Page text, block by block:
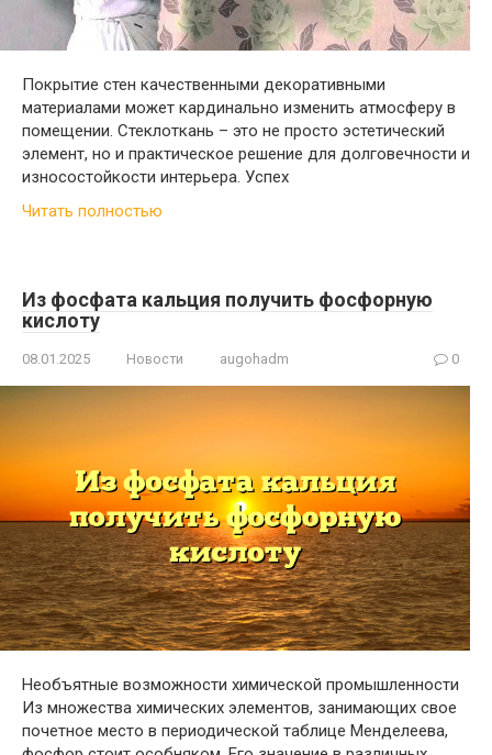
Покрытие стен качественными декоративными
материалами может кардинально изменить атмосферу в
помещении. Стеклоткань – это не просто эстетический
элемент, но и практическое решение для долговечности и
износостойкости интерьера. Успех
Читать полностью
Из фосфата кальция получить фосфорную
кислоту
08.01.2025 Новости augohadm 0
Необъятные возможности химической промышленности
Из множества химических элементов, занимающих свое
почетное место в периодической таблице Менделеева,